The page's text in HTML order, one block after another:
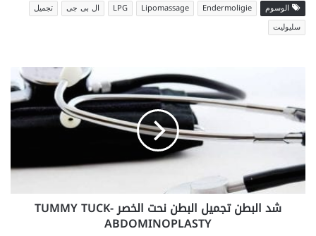
الوسوم Endermoligie
Lipomassage
LPG ال بى جى
تجميل
سليوليت
ا
ل
ب
ط
ن
ت
ج
شد البطن تجميل البطن نحت الخصر TUMMY TUCK-
ABDOMINOPLASTY